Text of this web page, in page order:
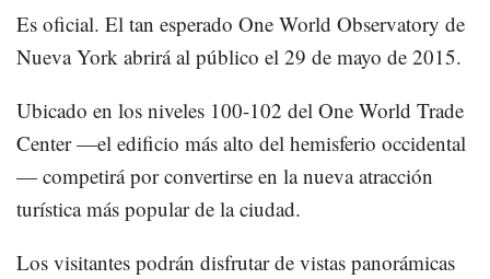
Es oficial. El tan esperado One World Observatory de
Nueva York abrirá al público el 29 de mayo de 2015.
Ubicado en los niveles 100-102 del One World Trade
Center —el edificio más alto del hemisferio occidental
— competirá por convertirse en la nueva atracción
turística más popular de la ciudad.
Los visitantes podrán disfrutar de vistas panorámicas